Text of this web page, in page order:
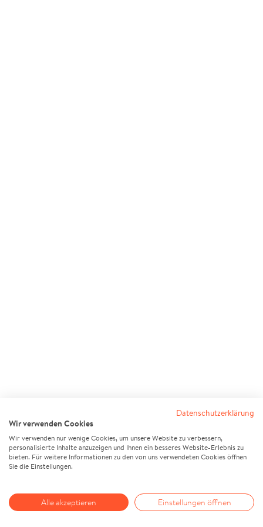
Datenschutzerklärung
Wir verwenden Cookies
Wir verwenden nur wenige Cookies, um unsere Website zu verbessern,
personalisierte Inhalte anzuzeigen und Ihnen ein besseres Website-Erlebnis zu
bieten. Für weitere Informationen zu den von uns verwendeten Cookies öffnen
Sie die Einstellungen.
Alle akzeptieren Einstellungen öffnen